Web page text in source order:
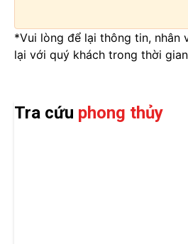
*Vui lòng để lại thông tin, nhân
lại với quý khách trong thời
Tra cứu phong thủy